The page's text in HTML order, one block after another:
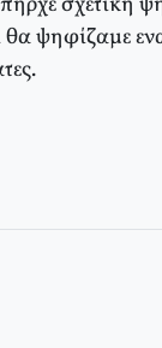
ψηφίζαμε